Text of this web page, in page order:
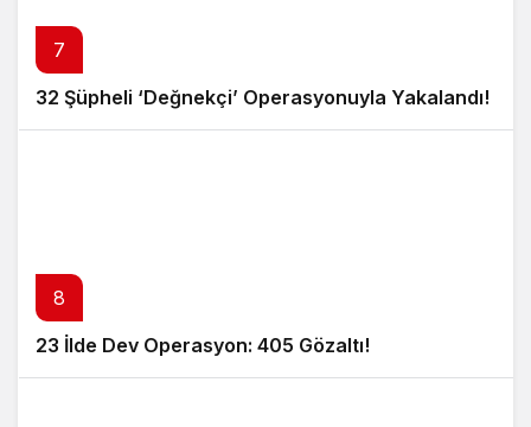
7
32 Şüpheli ‘Değnekçi’ Operasyonuyla Yakalandı!
8
23 İlde Dev Operasyon: 405 Gözaltı!